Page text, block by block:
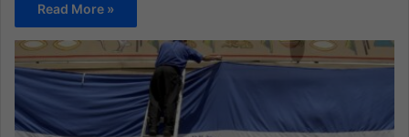
Read More »